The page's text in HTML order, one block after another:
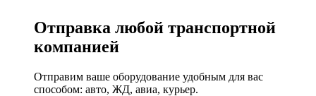
Отправка любой транспортной
компанией
Отправим ваше оборудование удобным для вас
способом: авто, ЖД, авиа, курьер.